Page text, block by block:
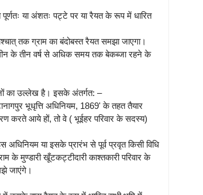
पूर्णतः या अंशतः पट्टे पर या रैयत के रूप में धारित
तक ग्राम का बंदोबस्त रैयत समझा जाएगा।
के तीन वर्ष से अधिक समय तक बेकब्जा रहने के
का उल्लेख है। इसके अंतर्गत: –
भूधृत्ति अधिनियम, 1869' के तहत तैयार
करते आये हों, तो वे ( भूईहर परिवार के सदस्य)
अधिनियम या इसके प्रारंभ से पूर्व प्रवृत किसी विधि
मुण्डारी खूँटकट्टीदारी काश्तकारी परिवार के
जाएंगे।